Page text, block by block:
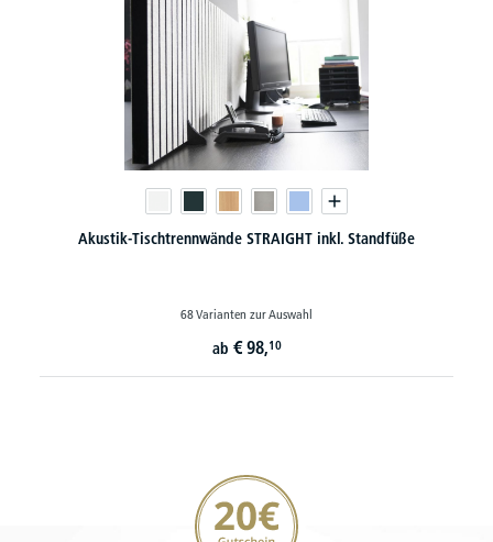
Akustik-Tischtrennwände STRAIGHT inkl. Standfüße
68 Varianten zur Auswahl
ab € 98,10
20€ Gutschein sichern